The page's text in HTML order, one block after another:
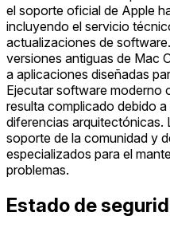
el soporte oficial de Apple
incluyendo el servicio
actualizaciones de
versiones antiguas de Mac
a aplicaciones diseñadas
Ejecutar software moderno
resulta complicado debido
diferencias arquitectónicas.
soporte de la comunidad y
especializados para el
problemas.
Estado de